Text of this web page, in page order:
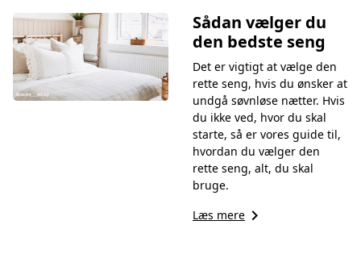
Sådan vælger du
den bedste seng
Det er vigtigt at vælge den
rette seng, hvis du ønsker at
undgå søvnløse nætter. Hvis
du ikke ved, hvor du skal
starte, så er vores guide til,
hvordan du vælger den
rette seng, alt, du skal
bruge.
Læs mere keyboard_arrow_right